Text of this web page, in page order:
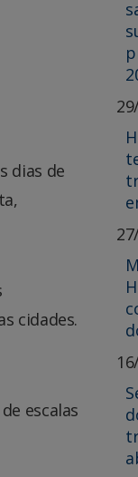
dias de
cidades.
escalas